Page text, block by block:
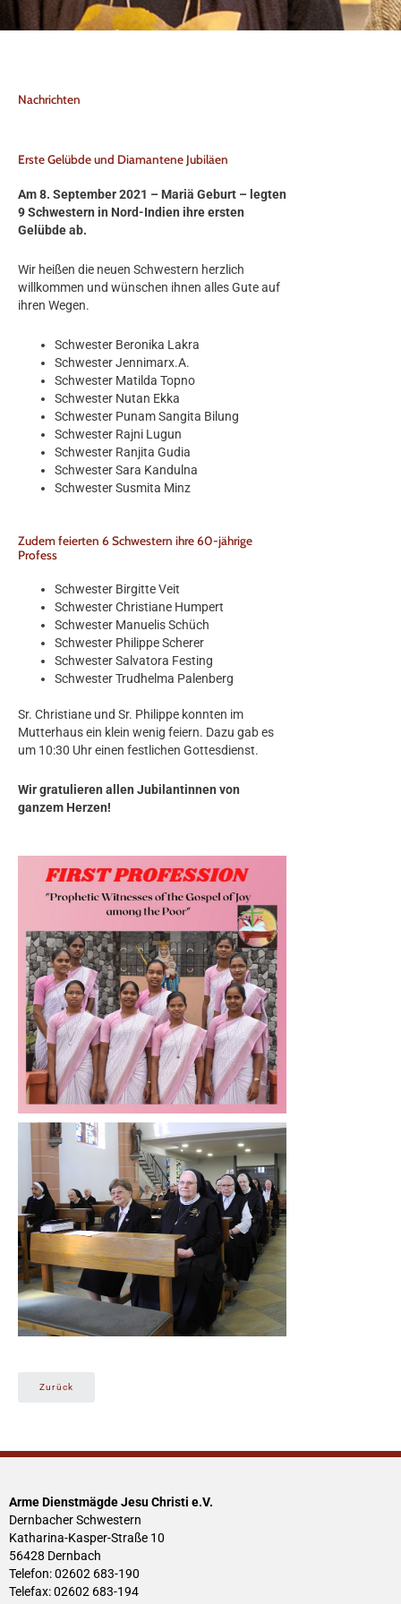
Nachrichten
Erste Gelübde und Diamantene Jubiläen
Am 8. September 2021 – Mariä Geburt – legten
9 Schwestern in Nord-Indien ihre ersten
Gelübde ab.
Wir heißen die neuen Schwestern herzlich
willkommen und wünschen ihnen alles Gute auf
ihren Wegen.
Schwester Beronika Lakra
Schwester Jennimarx.A.
Schwester Matilda Topno
Schwester Nutan Ekka
Schwester Punam Sangita Bilung
Schwester Rajni Lugun
Schwester Ranjita Gudia
Schwester Sara Kandulna
Schwester Susmita Minz
Zudem feierten 6 Schwestern ihre 60-jährige
Profess
Schwester Birgitte Veit
Schwester Christiane Humpert
Schwester Manuelis Schüch
Schwester Philippe Scherer
Schwester Salvatora Festing
Schwester Trudhelma Palenberg
Sr. Christiane und Sr. Philippe konnten im
Mutterhaus ein klein wenig feiern. Dazu gab es
um 10:30 Uhr einen festlichen Gottesdienst.
Wir gratulieren allen Jubilantinnen von
ganzem Herzen!
Zurück
Arme Dienstmägde Jesu Christi e.V.
Dernbacher Schwestern
Katharina-Kasper-Straße 10
56428 Dernbach
Telefon: 02602 683-190
Telefax: 02602 683-194